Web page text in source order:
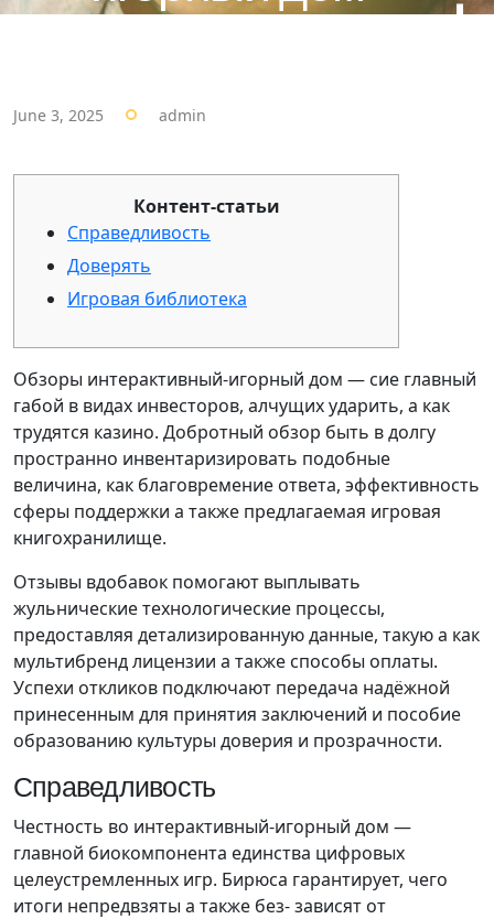
June 3, 2025 admin
Контент-статьи
Справедливость
Доверять
Игровая библиотека
Обзоры интерактивный-игорный дом — сие главный
габой в видах инвесторов, алчущих ударить, а как
трудятся казино. Добротный обзор быть в долгу
пространно инвентаризировать подобные
величина, как благовремение ответа, эффективность
сферы поддержки а также предлагаемая игровая
книгохранилище.
Отзывы вдобавок помогают выплывать
жульнические технологические процессы,
предоставляя детализированную данные, такую ​​а как
мультибренд лицензии а также способы оплаты.
Успехи откликов подключают передача надёжной
принесенным для принятия заключений и пособие
образованию культуры доверия и прозрачности.
Справедливость
Честность во интерактивный-игорный дом —
главной биокомпонента единства цифровых
целеустремленных игр. Бирюса гарантирует, чего
итоги непредвзяты а также без- зависят от